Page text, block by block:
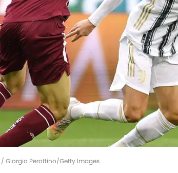
Giorgio Perottino/Getty Images